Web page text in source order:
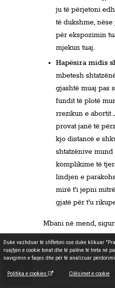
ju të përjetoni
të dukshme,
për ekspozimin
mjekun tuaj.
Hapësira midis
mbetesh
gjashtë muaj pas
fundit të plotë
rrezikun e abortit
provat janë të
kjo distancë e
shtatzënive mund
komplikime të
lindjen e
mirë t’i jepni
gjatë për t’u
Mbani në mend,
këtyre faktorëve të
vetëm një rritje
rrezikut të abortit –
të kuptoni se jeni
Duke vazhduar të shfletoni ose duke klikuar
ruajtjen e cookie tonat dhe të palëve të treta në
navigimin e faqes dhe për të analizuar
Politika e cookies Cilësimet e cookie